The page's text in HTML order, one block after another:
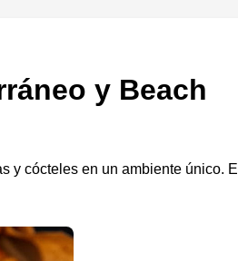
y Beach
y cócteles en un ambiente único. El